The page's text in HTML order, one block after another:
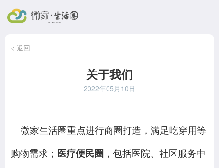
< 返回
关于我们
2022年05月10日
微家生活圈重点进行商圈打造，满足吃穿用等
购物需求； 医疗便民圈 ，包括医院、社区服务中